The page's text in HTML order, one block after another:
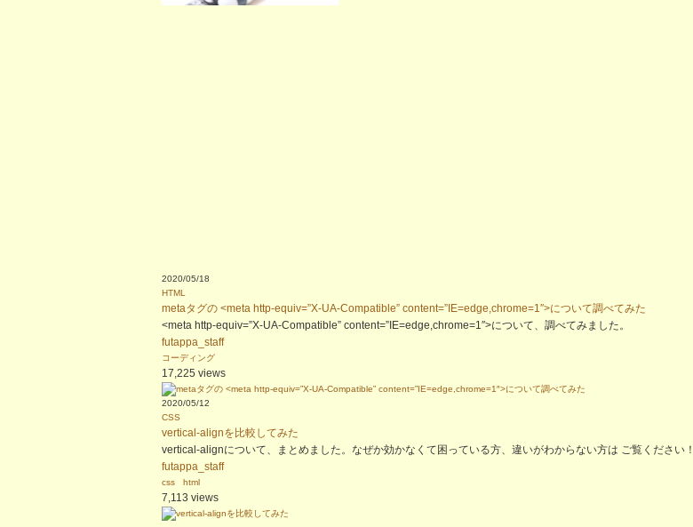
2020/05/18
HTML
metaタグの <meta http-equiv=”X-UA-Compatible” content=”IE=edge,chrome=1″>について調べてみた
<meta http-equiv=”X-UA-Compatible” content=”IE=edge,chrome=1″>について、調べてみました。
futappa_staff
コーディング
17,225 views
2020/05/12
CSS
vertical-alignを比較してみた
vertical-alignについて、まとめました。なぜか効かなくて困っている方、違いがわからない方は ご覧ください！
futappa_staff
css html
7,113 views